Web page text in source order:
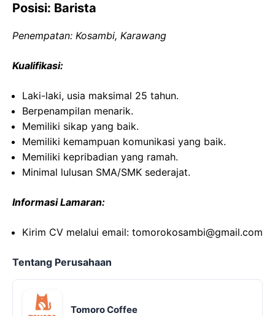
Posisi: Barista
Penempatan: Kosambi, Karawang
Kualifikasi:
Laki-laki, usia maksimal 25 tahun.
Berpenampilan menarik.
Memiliki sikap yang baik.
Memiliki kemampuan komunikasi yang baik.
Memiliki kepribadian yang ramah.
Minimal lulusan SMA/SMK sederajat.
Informasi Lamaran:
Kirim CV melalui email: tomorokosambi@gmail.com
Tentang Perusahaan
Tomoro Coffee